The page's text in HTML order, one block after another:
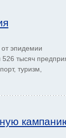
эпидемии
тысяч
туризм,